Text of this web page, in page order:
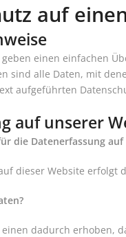
auf
einen einfachen
sind alle Daten, mit
aufgeführten
auf unserer
die Datenerfassung auf
dieser Website erfolgt
dadurch erhoben,